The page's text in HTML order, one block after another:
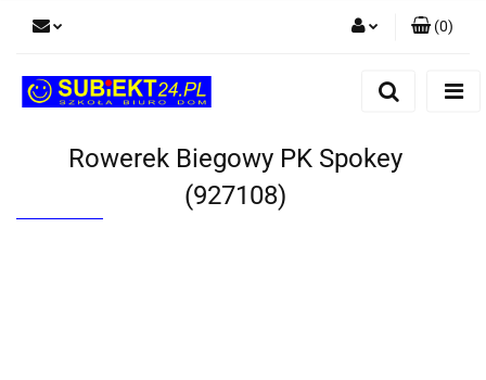
Dodaj zgłoszenie
(0)
Rowerek Biegowy PK Spokey
(927108)